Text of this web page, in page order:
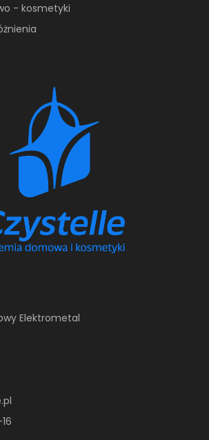
- kosmetyki
Elektrometal